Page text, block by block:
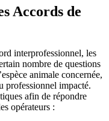
Accords de
interprofessionnel, les
nombre de questions
animale concernée,
professionnel impacté.
afin de répondre
opérateurs :